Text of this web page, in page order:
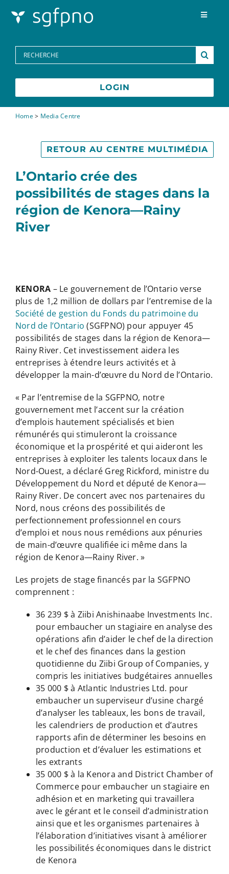
Toggle
FAQs
Contactez-nous
Search
for:
LOGIN
Home> Media Centre
L’Ontario crée des
possibilités de stages dans la
région de Kenora—Rainy
River
RETOUR AU CENTRE MULTIMÉDIA
KENORA – Le gouvernement de l’Ontario verse
plus de 1,2 million de dollars par l’entremise de la
Société de gestion du Fonds du patrimoine du
Nord de l’Ontario (SGFPNO) pour appuyer 45
possibilités de stages dans la région de Kenora—
Rainy River. Cet investissement aidera les
entreprises à étendre leurs activités et à
développer la main-d’œuvre du Nord de l’Ontario.
« Par l’entremise de la SGFPNO, notre
gouvernement met l’accent sur la création
d’emplois hautement spécialisés et bien
rémunérés qui stimuleront la croissance
économique et la prospérité et qui aideront les
entreprises à exploiter les talents locaux dans le
Nord-Ouest, a déclaré Greg Rickford, ministre du
Développement du Nord et député de Kenora—
Rainy River. De concert avec nos partenaires du
Nord, nous créons des possibilités de
perfectionnement professionnel en cours
d’emploi et nous nous remédions aux pénuries
de main-d’œuvre qualifiée ici même dans la
région de Kenora—Rainy River. »
Les projets de stage financés par la SGFPNO
comprennent :
36 239 $ à Ziibi Anishinaabe Investments Inc.
pour embaucher un stagiaire en analyse des
opérations afin d’aider le chef de la direction
et le chef des finances dans la gestion
quotidienne du Ziibi Group of Companies, y
compris les initiatives budgétaires annuelles
35 000 $ à Atlantic Industries Ltd. pour
embaucher un superviseur d’usine chargé
d’analyser les tableaux, les bons de travail,
les calendriers de production et d’autres
rapports afin de déterminer les besoins en
production et d’évaluer les estimations et
les extrants
35 000 $ à la Kenora and District Chamber of
Commerce pour embaucher un stagiaire en
adhésion et en marketing qui travaillera
avec le gérant et le conseil d’administration
ainsi que et les organismes partenaires à
l’élaboration d’initiatives visant à améliorer
les possibilités économiques dans le district
de Kenora